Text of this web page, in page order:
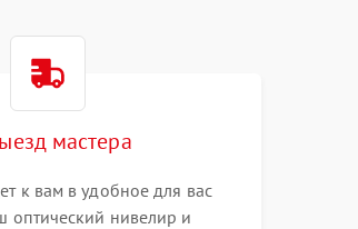
мастера
к вам в удобное для вас
оптический нивелир и